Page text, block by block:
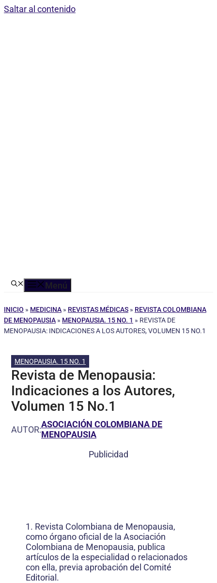
Saltar al contenido
Menú
INICIO » MEDICINA » REVISTAS MÉDICAS » REVISTA COLOMBIANA
DE MENOPAUSIA » MENOPAUSIA. 15 NO. 1 » REVISTA DE
MENOPAUSIA: INDICACIONES A LOS AUTORES, VOLUMEN 15 NO.1
MENOPAUSIA. 15 NO. 1
Revista de Menopausia:
Indicaciones a los Autores,
Volumen 15 No.1
AUTOR:ASOCIACIÓN COLOMBIANA DE
MENOPAUSIA
Publicidad
1. Revista Colombiana de Menopausia,
como órgano oficial de la Asociación
Colombiana de Menopausia, publica
artículos de la especialidad o relacionados
con ella, previa aprobación del Comité
Editorial.